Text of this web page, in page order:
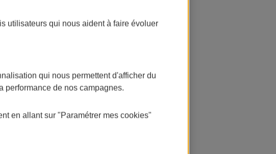
utilisateurs qui nous aident à faire évoluer
qui nous permettent d'afficher du
performance de nos campagnes.
en allant sur "Paramétrer mes cookies"